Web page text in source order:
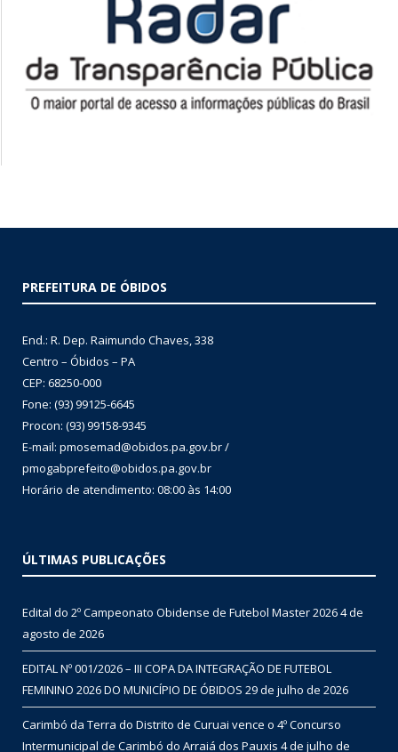
PREFEITURA DE ÓBIDOS
End.: R. Dep. Raimundo Chaves, 338
Centro – Óbidos – PA
CEP: 68250-000
Fone: (93) 99125-6645
Procon: (93) 99158-9345
E-mail: pmosemad@obidos.pa.gov.br /
pmogabprefeito@obidos.pa.gov.br
Horário de atendimento: 08:00 às 14:00
ÚLTIMAS PUBLICAÇÕES
Edital do 2º Campeonato Obidense de Futebol Master 20264 de
agosto de 2026
EDITAL Nº 001/2026 – III COPA DA INTEGRAÇÃO DE FUTEBOL
FEMININO 2026 DO MUNICÍPIO DE ÓBIDOS 29 de julho de 2026
Carimbó da Terra do Distrito de Curuai vence o 4º Concurso
Intermunicipal de Carimbó do Arraiá dos Pauxis 4 de julho de